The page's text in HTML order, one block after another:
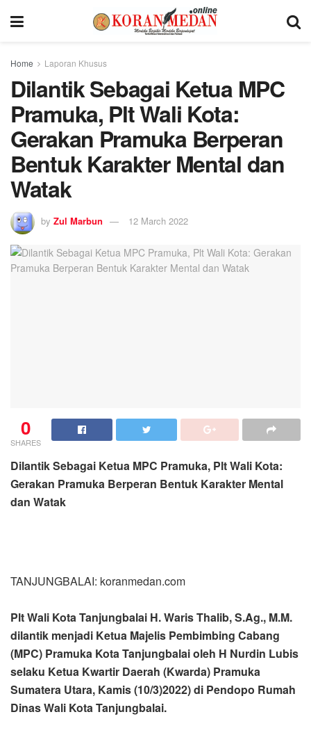
Home Laporan Khusus
Dilantik Sebagai Ketua MPC
Pramuka, Plt Wali Kota:
Gerakan Pramuka Berperan
Bentuk Karakter Mental dan
Watak
by Zul Marbun 12 March 2022
0
SHARES
Dilantik Sebagai Ketua MPC Pramuka, Plt Wali Kota:
Gerakan Pramuka Berperan Bentuk Karakter Mental
dan Watak
TANJUNGBALAI: koranmedan.com
Plt Wali Kota Tanjungbalai H. Waris Thalib, S.Ag., M.M.
dilantik menjadi Ketua Majelis Pembimbing Cabang
(MPC) Pramuka Kota Tanjungbalai oleh H Nurdin Lubis
selaku Ketua Kwartir Daerah (Kwarda) Pramuka
Sumatera Utara, Kamis (10/3)2022) di Pendopo Rumah
Dinas Wali Kota Tanjungbalai.